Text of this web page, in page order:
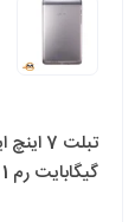
گیگابایت رم 1 گیگابایت با گارانتی و کد رجیستری